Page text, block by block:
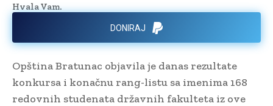
Hvala Vam.
DONIRAJ
Opština Bratunac objavila je danas rezultate
konkursa i konačnu rang-listu sa imenima 168
redovnih studenata državnih fakulteta iz ove